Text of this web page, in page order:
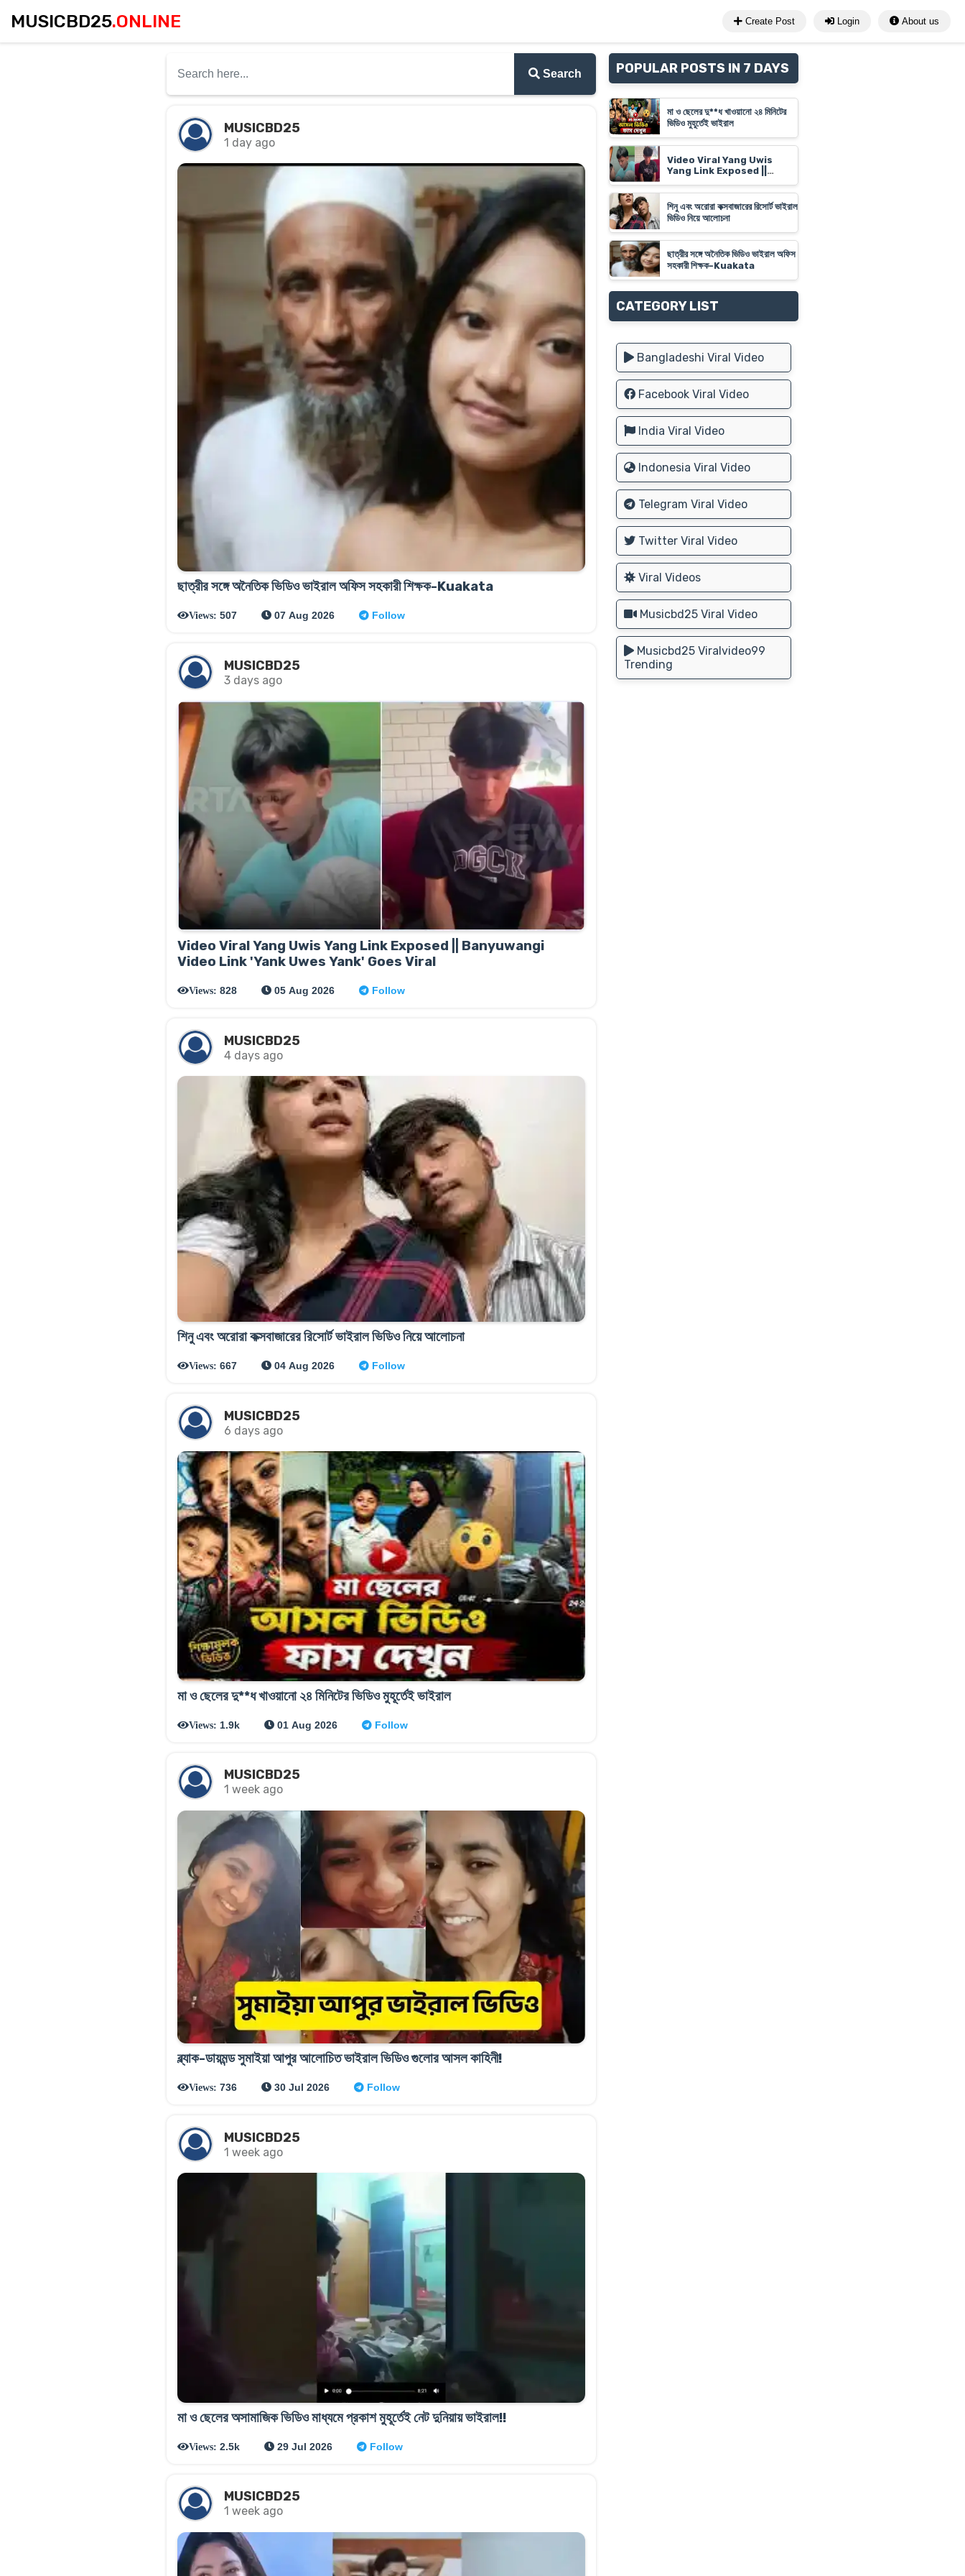
MUSICBD25.ONLINE Create Post Login About us
Search
MUSICBD25
1 day ago
ছাত্রীর সঙ্গে অনৈতিক ভিডিও ভাইরাল অফিস সহকারী শিক্ষক-Kuakata
Views: 507 07 Aug 2026 Follow
MUSICBD25
3 days ago
Video Viral Yang Uwis Yang Link Exposed || Banyuwangi
Video Link 'Yank Uwes Yank' Goes Viral
Views: 828 05 Aug 2026 Follow
MUSICBD25
4 days ago
শিনু এবং অরোরা কক্সবাজারের রিসোর্ট ভাইরাল ভিডিও নিয়ে আলোচনা
Views: 667 04 Aug 2026 Follow
MUSICBD25
6 days ago
মা ও ছেলের দু**ধ খাওয়ানো ২৪ মিনিটের ভিডিও মুহূর্তেই ভাইরাল
Views: 1.9k 01 Aug 2026 Follow
MUSICBD25
1 week ago
ব্ল্যাক-ডায়মন্ড সুমাইয়া আপুর আলোচিত ভাইরাল ভিডিও গুলোর আসল কাহিনী!
Views: 736 30 Jul 2026 Follow
MUSICBD25
1 week ago
মা ও ছেলের অসামাজিক ভিডিও মাধ্যমে প্রকাশ মুহূর্তেই নেট দুনিয়ায় ভাইরাল!!
Views: 2.5k 29 Jul 2026 Follow
MUSICBD25
1 week ago
POPULAR POSTS IN 7 DAYS
মা ও ছেলের দু**ধ খাওয়ানো ২৪ মিনিটের
ভিডিও মুহূর্তেই ভাইরাল
Video Viral Yang Uwis
Yang Link Exposed ||
'Yank Uwes Yank' Goes
Viral
শিনু এবং অরোরা কক্সবাজারের রিসোর্ট ভাইরাল
ভিডিও নিয়ে আলোচনা
ছাত্রীর সঙ্গে অনৈতিক ভিডিও ভাইরাল অফিস
সহকারী শিক্ষক-Kuakata
CATEGORY LIST
Bangladeshi Viral Video
Facebook Viral Video
India Viral Video
Indonesia Viral Video
Telegram Viral Video
Twitter Viral Video
Viral Videos
Musicbd25 Viral Video
Musicbd25 Viralvideo99
Trending